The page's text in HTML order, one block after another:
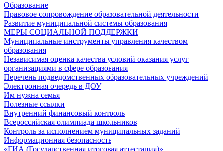
Образование
Правовое сопровождение образовательной деятельности
Развитие муниципальной системы образования
МЕРЫ СОЦИАЛЬНОЙ ПОДДЕРЖКИ
Муниципальные инструменты управления качеством
образования
Независимая оценка качества условий оказания услуг
организациями в сфере образования
Перечень подведомственных образовательных учреждений
Электронная очередь в ДОУ
Им нужна семья
Полезные ссылки
Внутренний финансовый контроль
Всероссийская олимпиада школьников
Контроль за исполнением муниципальных заданий
Информационная безопасность
«ГИА (Государственная итоговая аттестация)»